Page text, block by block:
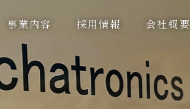
事業内容 採用情報 会社概要